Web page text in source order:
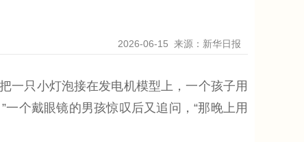
2026-06-15 来源：新华日报
只小灯泡接在发电机模型上，一个孩子用
个戴眼镜的男孩惊叹后又追问，“那晚上用